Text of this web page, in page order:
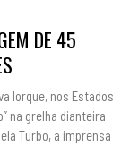
DE 45
Iorque, nos Estados
na grelha dianteira
Turbo, a imprensa